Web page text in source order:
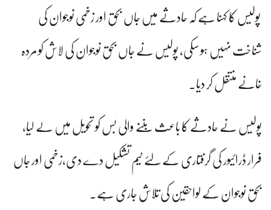
پولیس کا کہنا ہے کہ حادثے میں جاں بحق اور زخمی نوجوان کی
شناخت نہیں ہو سکی، پولیس نے جاں بحق نوجوان کی لاش کو مردہ
خانے منتقل کر دیا۔
پولیس نے حادثے کا باعث بننے والی بس کو تحویل میں لے لیا،
فرار ڈرائیور کی گرفتاری کے لئے ٹیم تشکیل دے دی،زخمی اور جاں
بحق نوجوان کے لواحقین کی تلاش جاری ہے۔